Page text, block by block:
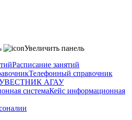
Увеличить панель
Расписание занятий
Телефонный справочник
ВЕСТНИК АГАУ
Кейс информационная